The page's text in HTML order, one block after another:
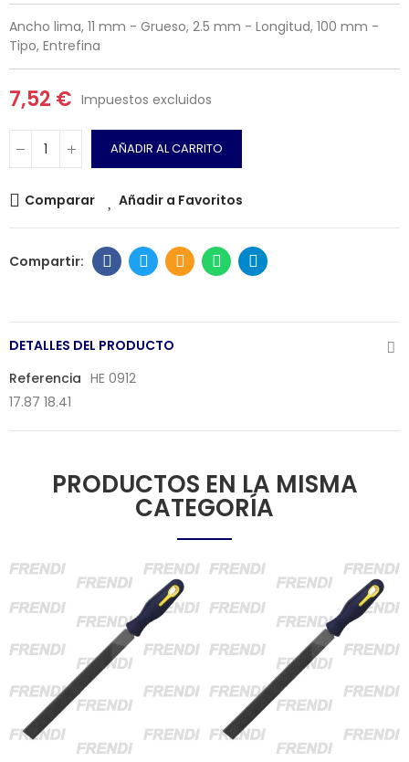
Ancho lima, 11 mm - Grueso, 2.5 mm - Longitud, 100 mm -
Tipo, Entrefina
7,52 € Impuestos excluidos
AÑADIR AL CARRITO
Comparar Añadir a Favoritos
DETALLES DEL PRODUCTO
Referencia HE 0912
17.87 18.41
PRODUCTOS EN LA MISMA
CATEGORÍA